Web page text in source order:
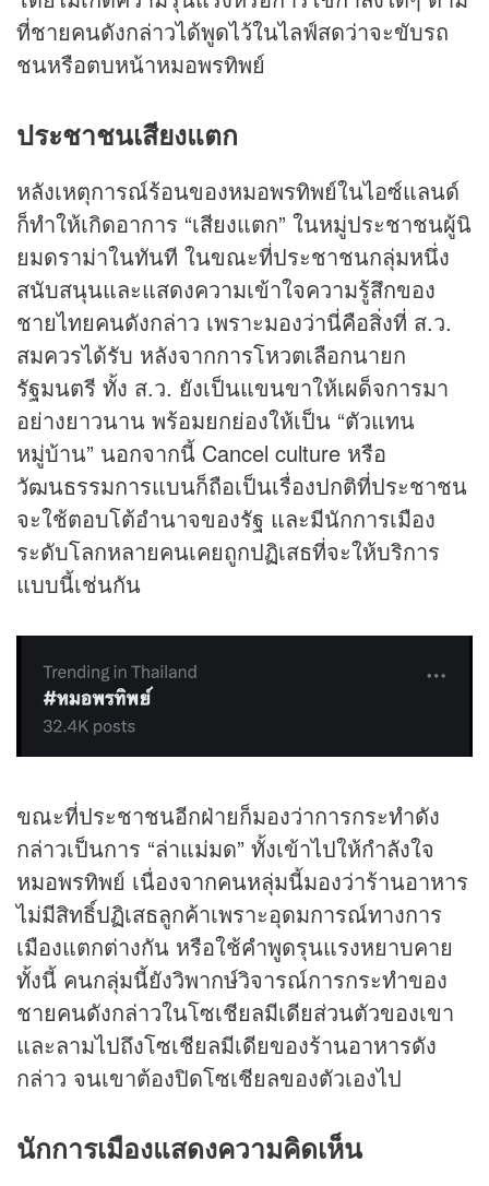
ที่ชายคนดังกล่าวได้พูดไว้ในไลฟ์สดว่าจะขับรถ
ชนหรือตบหน้าหมอพรทิพย์
ประชาชนเสียงแตก
หลังเหตุการณ์ร้อนของหมอพรทิพย์ในไอซ์แลนด์
ก็ทำให้เกิดอาการ “เสียงแตก” ในหมู่ประชาชนผู้นิ
ยมดราม่าในทันที ในขณะที่ประชาชนกลุ่มหนึ่ง
สนับสนุนและแสดงความเข้าใจความรู้สึกของ
ชายไทยคนดังกล่าว เพราะมองว่านี่คือสิ่งที่ ส.ว.
สมควรได้รับ หลังจากการโหวตเลือกนายก
รัฐมนตรี ทั้ง ส.ว. ยังเป็นแขนขาให้เผด็จการมา
อย่างยาวนาน พร้อมยกย่องให้เป็น “ตัวแทน
หมู่บ้าน” นอกจากนี้ Cancel culture หรือ
วัฒนธรรมการแบนก็ถือเป็นเรื่องปกติที่ประชาชน
จะใช้ตอบโต้อำนาจของรัฐ และมีนักการเมือง
ระดับโลกหลายคนเคยถูกปฏิเสธที่จะให้บริการ
แบบนี้เช่นกัน
ขณะที่ประชาชนอีกฝ่ายก็มองว่าการกระทำดัง
กล่าวเป็นการ “ล่าแม่มด” ทั้งเข้าไปให้กำลังใจ
หมอพรทิพย์ เนื่องจากคนหลุ่มนี้มองว่าร้านอาหาร
ไม่มีสิทธิ์ปฏิเสธลูกค้าเพราะอุดมการณ์ทางการ
เมืองแตกต่างกัน หรือใช้คำพูดรุนแรงหยาบคาย
ทั้งนี้ คนกลุ่มนี้ยังวิพากษ์วิจารณ์การกระทำของ
ชายคนดังกล่าวในโซเชียลมีเดียส่วนตัวของเขา
และลามไปถึงโซเชียลมีเดียของร้านอาหารดัง
กล่าว จนเขาต้องปิดโซเชียลของตัวเองไป
นักการเมืองแสดงความคิดเห็น